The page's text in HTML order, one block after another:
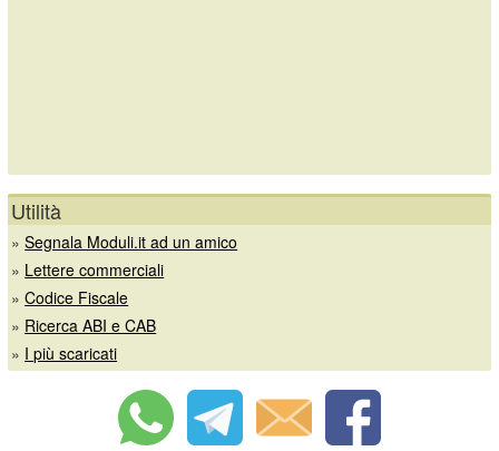
Utilità
»Segnala Moduli.it ad un amico
» Lettere commerciali
»Codice Fiscale
» Ricerca ABI e CAB
» I più scaricati